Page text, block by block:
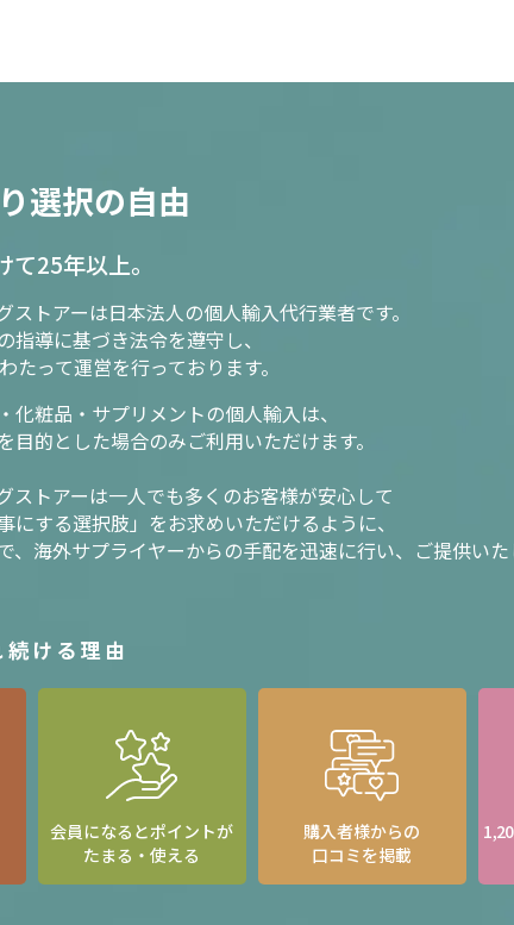
選択の自由
て25年以上。
ストアーは日本法人の個人輸入代行業者です。
指導に基づき法令を遵守し、
たって運営を行っております。
化粧品・サプリメントの個人輸入は、
目的とした場合のみご利用いただけます。
ストアーは一人でも多くのお客様が安心して
にする選択肢」をお求めいただけるように、
、海外サプライヤーからの手配を迅速に行い、ご提供いた
ける理由
会員になるとポイントが
たまる・使える
購入者様からの
口コミを掲載